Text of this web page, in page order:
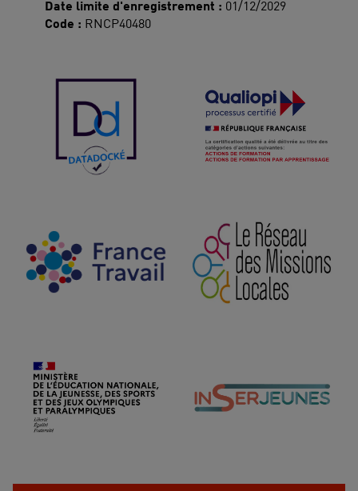
Date limite d'enregistrement : 01/12/2029
Code : RNCP40480